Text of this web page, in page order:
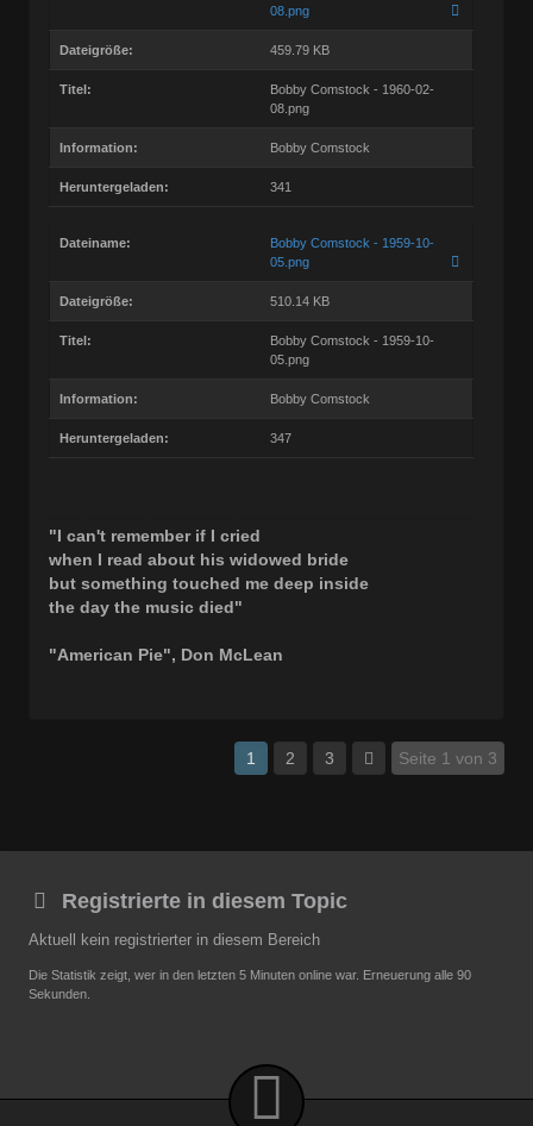
08.png
Dateigröße: 459.79 KB
Titel:
Bobby Comstock - 1960-02-
08.png
Information: Bobby Comstock
Heruntergeladen: 341
Dateiname:
Bobby Comstock - 1959-10-
05.png
Dateigröße: 510.14 KB
Titel:
Bobby Comstock - 1959-10-
05.png
Information: Bobby Comstock
Heruntergeladen: 347
"I can't remember if I cried
when I read about his widowed bride
but something touched me deep inside
the day the music died"
"American Pie", Don McLean
1 2 3 Seite 1 von 3
Registrierte in diesem Topic
Aktuell kein registrierter in diesem Bereich
Die Statistik zeigt, wer in den letzten 5 Minuten online war. Erneuerung alle 90
Sekunden.